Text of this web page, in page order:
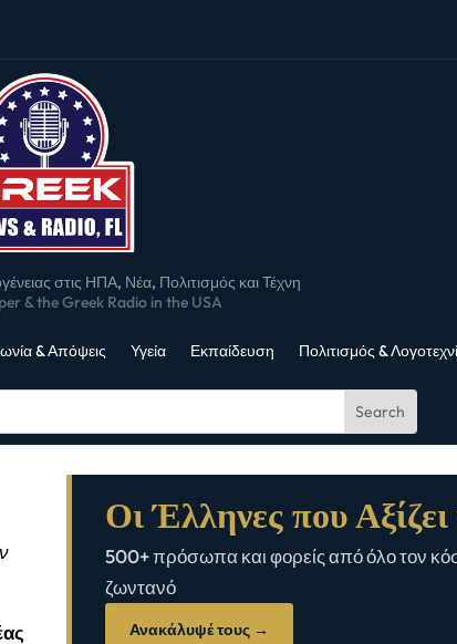
στις ΗΠΑ, Νέα, Πολιτισμός και Τέχνη
& the Greek Radio in the USA
& Απόψεις Υγεία Εκπαίδευση Πολιτισμός &
Οι Έλληνες που Αξίζει
500+ πρόσωπα και φορείς από όλο τον
ζωντανό
Ανακάλυψέ τους →